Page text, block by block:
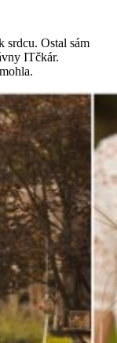
srdcu. Ostal sám
ITčkár.